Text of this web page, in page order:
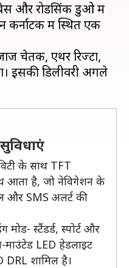
बेस और रोडसिंक डुओ में
कर्नाटक में स्थित एक
चेतक, एथर रिज्टा,
इसकी डिलीवरी अगले
के साथ TFT
आता है, जो नेविगेशन के
और SMS अलर्ट की
स्टैंडर्ड, स्पोर्ट और
LED हेडलाइट
शामिल है।